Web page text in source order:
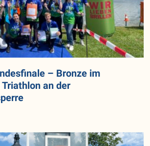
– Bronze im
an der